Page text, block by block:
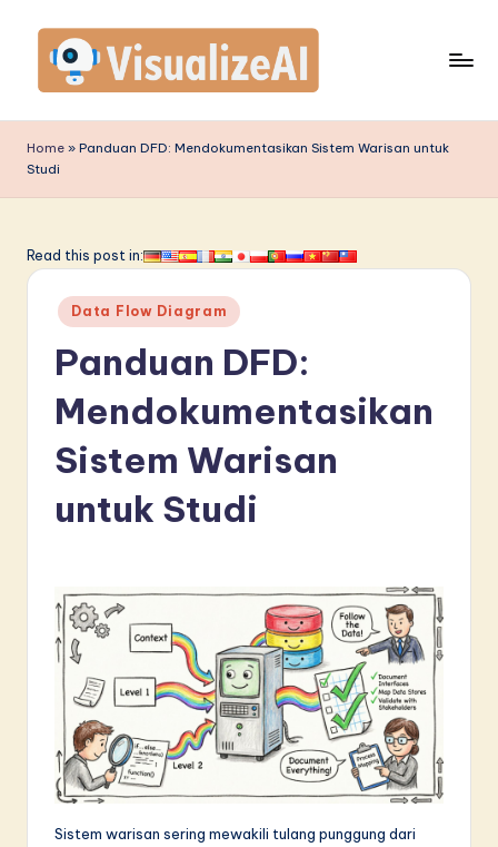
content
is
u
li
A
si
Home » Panduan DFD: Mendokumentasikan Sistem Warisan untuk
Studi
Read this post in:
Posted
in
Data Flow Diagram
Panduan DFD:
Mendokumentasikan
Sistem Warisan
untuk Studi
Sistem warisan sering mewakili tulang punggung dari